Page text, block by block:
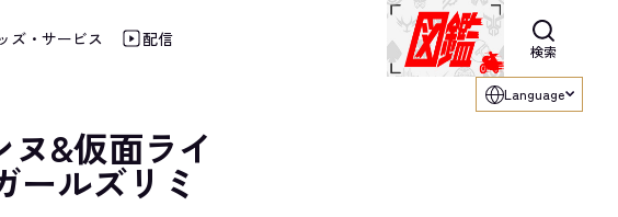
ズ・サービス 配信
検索
ザの翻訳機能をご利用ください。
Language
&仮面ライ
ールズリミ